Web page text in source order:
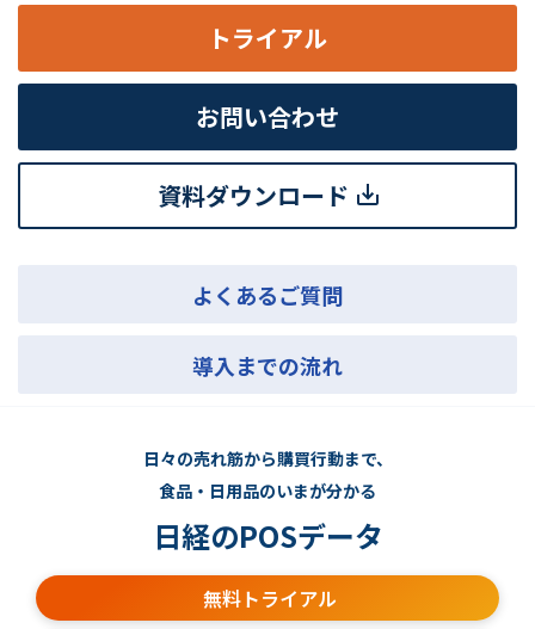
トライアル
お問い合わせ
資料ダウンロード
よくあるご質問
導入までの流れ
日々の売れ筋から購買行動まで、
食品・日用品のいまが分かる
日経のPOSデータ
無料トライアル